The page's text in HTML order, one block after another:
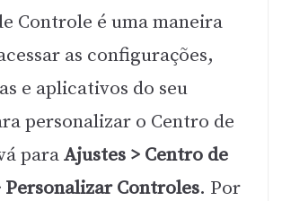
Controle é uma maneira
as configurações,
e aplicativos do seu
personalizar o Centro de
paraAjustes > Centro de
Personalizar Controles. Por